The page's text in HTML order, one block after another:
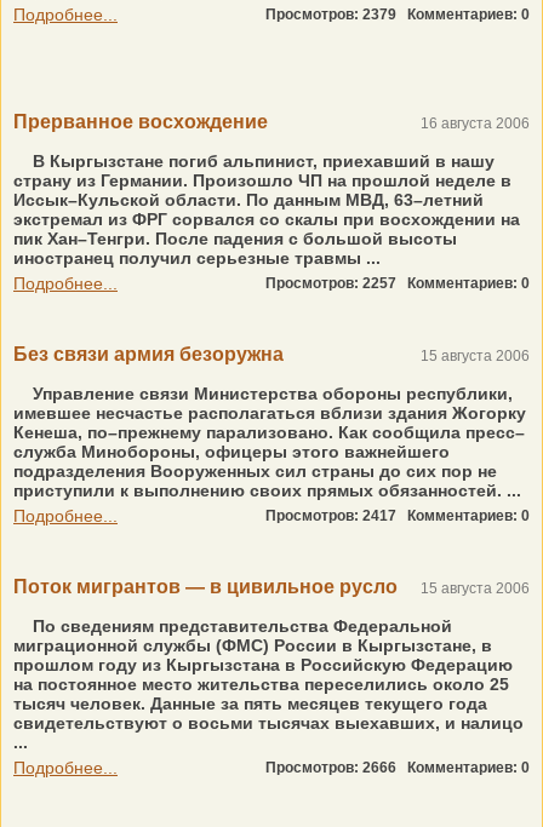
Подробнее...
Просмотров: 2379 Комментариев: 0
Прерванное восхождение 16 августа 2006
В Кыргызстане погиб альпинист, приехавший в нашу
страну из Германии. Произошло ЧП на прошлой неделе в
Иссык–Кульской области. По данным МВД, 63–летний
экстремал из ФРГ сорвался со скалы при восхождении на
пик Хан–Тенгри. После падения с большой высоты
иностранец получил серьезные травмы ...
Подробнее...
Просмотров: 2257 Комментариев: 0
Без связи армия безоружна 15 августа 2006
Управление связи Министерства обороны республики,
имевшее несчастье располагаться вблизи здания Жогорку
Кенеша, по–прежнему парализовано. Как сообщила пресс–
служба Минобороны, офицеры этого важнейшего
подразделения Вооруженных сил страны до сих пор не
приступили к выполнению своих прямых обязанностей. ...
Подробнее...
Просмотров: 2417 Комментариев: 0
Поток мигрантов — в цивильное русло 15 августа 2006
По сведениям представительства Федеральной
миграционной службы (ФМС) России в Кыргызстане, в
прошлом году из Кыргызстана в Российскую Федерацию
на постоянное место жительства переселились около 25
тысяч человек. Данные за пять месяцев текущего года
свидетельствуют о восьми тысячах выехавших, и налицо
...
Подробнее...
Просмотров: 2666 Комментариев: 0